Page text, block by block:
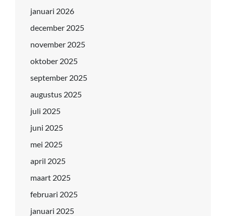
januari 2026
december 2025
november 2025
oktober 2025
september 2025
augustus 2025
juli 2025
juni 2025
mei 2025
april 2025
maart 2025
februari 2025
januari 2025